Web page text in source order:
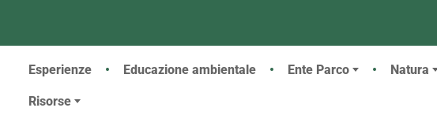
Menù principale
Esperienze Educazione ambientale Ente Parco Natura
Risorse